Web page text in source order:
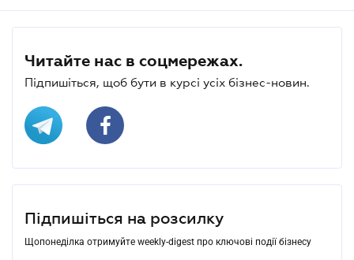
Читайте нас в соцмережах.
Підпишіться, щоб бути в курсі усіх бізнес-новин.
Підпишіться на розсилку
Щопонеділка отримуйте weekly-digest про ключові події бізнесу